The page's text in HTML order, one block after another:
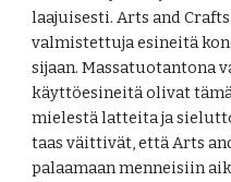
laajuisesti. Arts and
valmistettuja esineitä
sijaan. Massatuotantona
käyttöesineitä olivat
mielestä latteita ja
taas väittivät, että Arts
palaamaan menneisiin